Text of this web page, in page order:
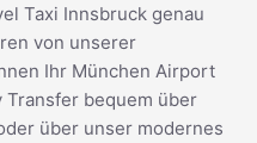
Taxi Innsbruck genau
von unserer
Ihr München Airport
Transfer bequem über
über unser modernes